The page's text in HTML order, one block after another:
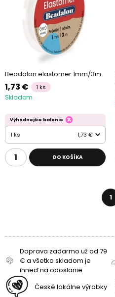
Beadalon elastomer 1mm/3m
1,73 € 1 ks
Skladom
Výhodnejšie balenie
1 ks 1,73 €
DO KOŠÍKA
1
Doprava zadarmo už od 79
€ a všetko skladom je
ihneď na odoslanie
České lokálne výrobky